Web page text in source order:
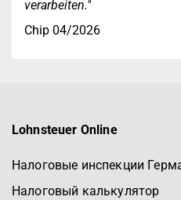
verarbeiten."
Chip 04/2026
Lohnsteuer Online
Налоговые инспекции
Налоговый калькулятор